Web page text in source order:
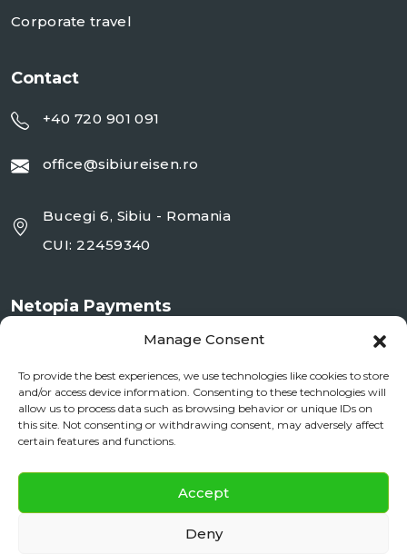
Manage Consent
To provide the best experiences, we use technologies like cookies to store
and/or access device information. Consenting to these technologies will
allow us to process data such as browsing behavior or unique IDs on
this site. Not consenting or withdrawing consent, may adversely affect
certain features and functions.
Accept
Deny
Corporate travel
Contact
+40 720 901 091
office@sibiureisen.ro
Bucegi 6, Sibiu - Romania
CUI: 22459340
Netopia Payments
Documente si Informații Legale
ANPC
Daily City Tour
BOOK NOW
✕